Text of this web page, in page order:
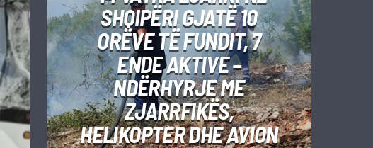
SHQIPËRI GJATË 10
ORËVE TË FUNDIT, 7
ENDE AKTIVE –
NDËRHYRJE ME
ZJARRFIKËS,
HELIKOPTER DHE AVION